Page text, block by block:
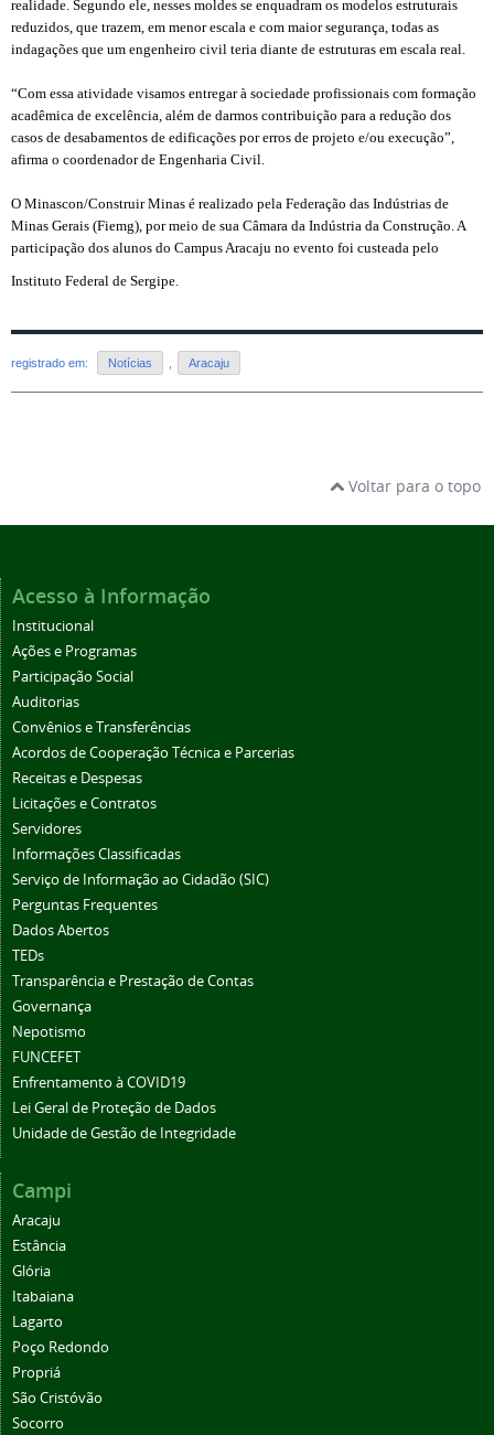
realidade. Segundo ele, nesses moldes se enquadram os modelos estruturais
reduzidos, que trazem, em menor escala e com maior segurança, todas as
indagações que um engenheiro civil teria diante de estruturas em escala real.
“Com essa atividade visamos entregar à sociedade profissionais com formação
acadêmica de excelência, além de darmos contribuição para a redução dos
casos de desabamentos de edificações por erros de projeto e/ou execução”,
afirma o coordenador de Engenharia Civil.
O Minascon/Construir Minas é realizado pela Federação das Indústrias de
Minas Gerais (Fiemg), por meio de sua Câmara da Indústria da Construção. A
participação dos alunos do Campus Aracaju no evento foi custeada pelo
Instituto Federal de Sergipe.
registrado em: Notícias Aracaju
Voltar para o topo
Acesso à Informação
Institucional
Ações e Programas
Participação Social
Auditorias
Convênios e Transferências
Acordos de Cooperação Técnica e Parcerias
Receitas e Despesas
Licitações e Contratos
Servidores
Informações Classificadas
Serviço de Informação ao Cidadão (SIC)
Perguntas Frequentes
Dados Abertos
TEDs
Transparência e Prestação de Contas
Governança
Nepotismo
FUNCEFET
Enfrentamento à COVID19
Lei Geral de Proteção de Dados
Unidade de Gestão de Integridade
Campi
Aracaju
Estância
Glória
Itabaiana
Lagarto
Poço Redondo
Propriá
São Cristóvão
Socorro